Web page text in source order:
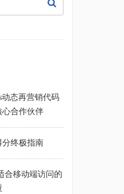
动态再营销代码
心合作伙伴
终极指南
合移动端访问的